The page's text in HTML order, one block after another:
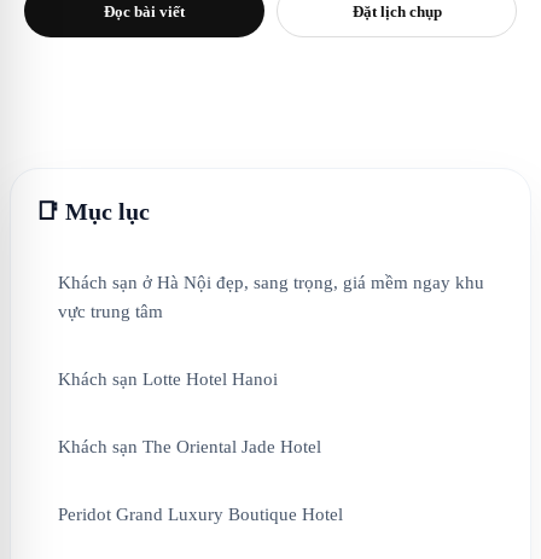
Đọc bài viết Đặt lịch chụp
📑 Mục lục
Khách sạn ở Hà Nội đẹp, sang trọng, giá mềm ngay khu
vực trung tâm
Khách sạn Lotte Hotel Hanoi
Khách sạn The Oriental Jade Hotel
Peridot Grand Luxury Boutique Hotel